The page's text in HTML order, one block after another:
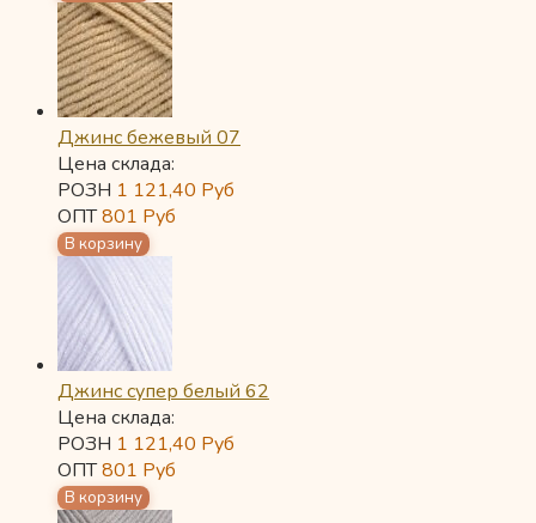
Джинс бежевый 07
Цена склада:
РОЗН 1 121,40 Руб
ОПТ801 Руб
Джинс супер белый 62
Цена склада:
РОЗН 1 121,40 Руб
ОПТ801 Руб